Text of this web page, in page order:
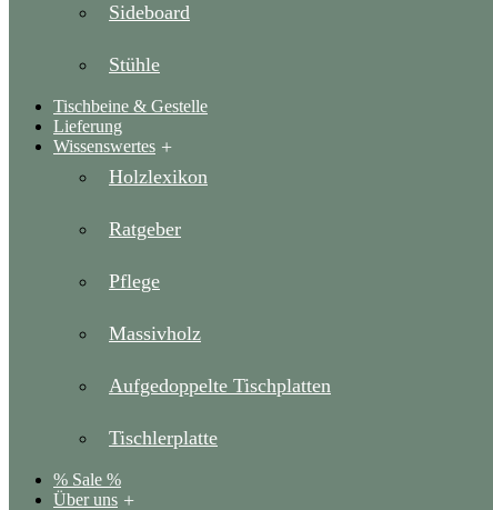
Sideboard
Stühle
Tischbeine & Gestelle
Lieferung
Wissenswertes
Holzlexikon
Ratgeber
Pflege
Massivholz
Aufgedoppelte Tischplatten
Tischlerplatte
% Sale %
Über uns